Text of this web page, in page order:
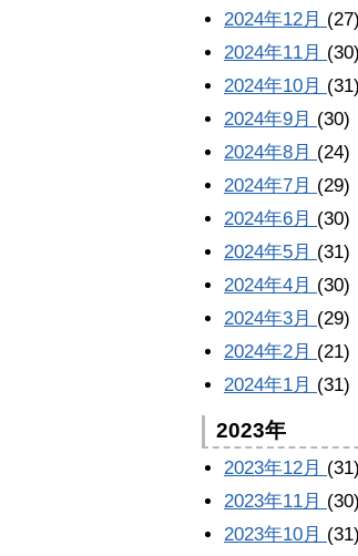
2024年12月 (27)
2024年11月 (30)
2024年10月 (31)
2024年9月 (30)
2024年8月 (24)
2024年7月 (29)
2024年6月 (30)
2024年5月 (31)
2024年4月 (30)
2024年3月 (29)
2024年2月 (21)
2024年1月 (31)
2023年
2023年12月 (31)
2023年11月 (30)
2023年10月 (31)